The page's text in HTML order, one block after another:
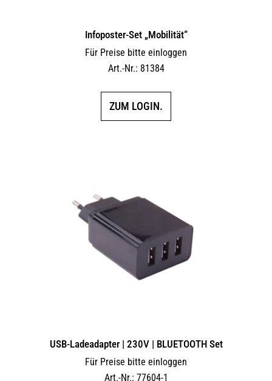
Infoposter-Set „Mobilität“
Für Preise bitte einloggen
Art.-Nr.: 81384
ZUM LOGIN.
USB-Ladeadapter | 230V | BLUETOOTH Set
Für Preise bitte einloggen
Art.-Nr.: 77604-1